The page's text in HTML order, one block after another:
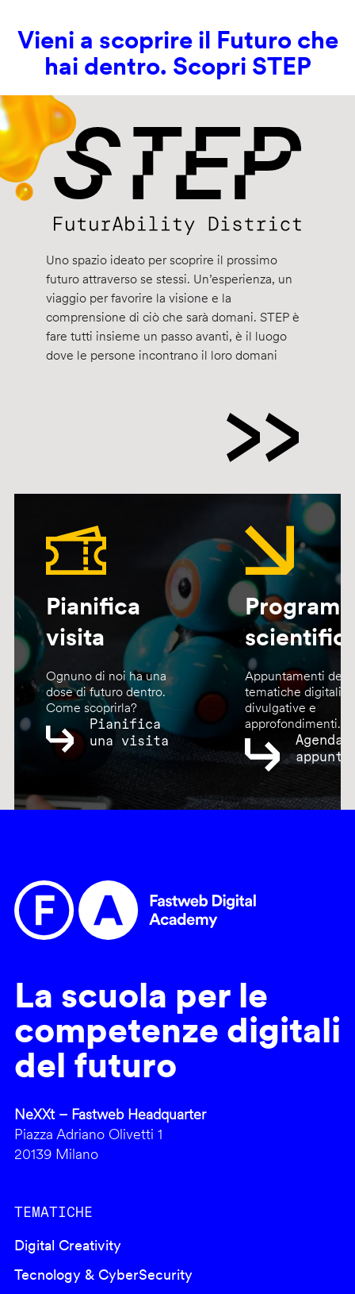
Vieni a scoprire il Futuro che
hai dentro. Scopri STEP
Uno spazio ideato per scoprire il prossimo
futuro attraverso se stessi. Un’esperienza, un
viaggio per favorire la visione e la
comprensione di ciò che sarà domani. STEP è
fare tutti insieme un passo avanti, è il luogo
dove le persone incontrano il loro domani
Pianifica
visita
Ognuno di noi ha una
dose di futuro dentro.
Come scoprirla?
Pianifica
una visita
Appuntamenti
tematiche digitali,
divulgative e
approfondimenti.
Agenda
La scuola per le
competenze digitali
del futuro
NeXXt – Fastweb Headquarter
Piazza Adriano Olivetti 1
20139 Milano
TEMATICHE
Digital Creativity
Tecnology & CyberSecurity